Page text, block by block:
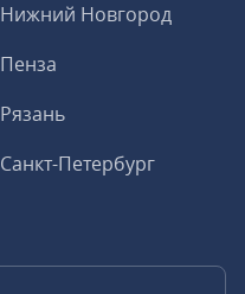
Нижний Новгород
Пенза
Рязань
Санкт-Петербург